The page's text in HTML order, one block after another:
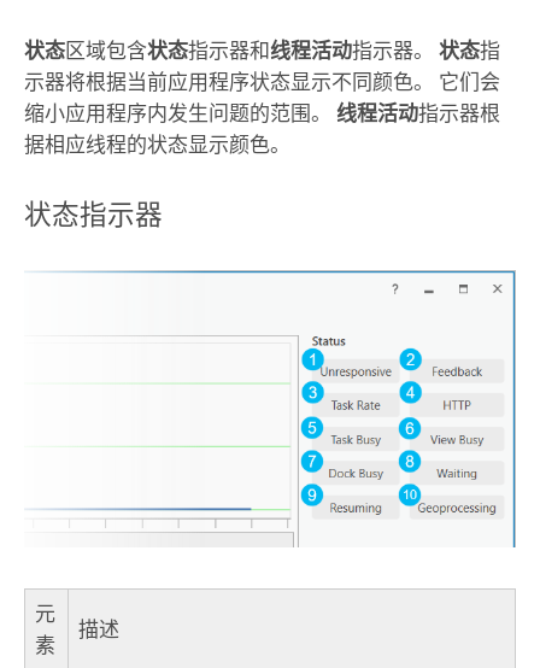
状态区域包含状态指示器和线程活动指示器。 状态指
示器将根据当前应用程序状态显示不同颜色。 它们会
缩小应用程序内发生问题的范围。 线程活动指示器根
据相应线程的状态显示颜色。
状态指示器
元
素
描述